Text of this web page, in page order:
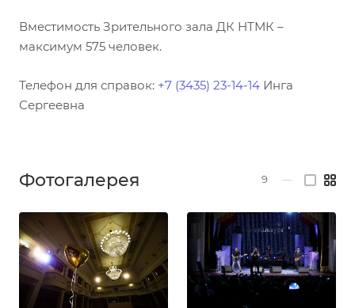
Вместимость Зрительного зала ДК НТМК –
максимум 575 человек.
Телефон для справок: +7 (3435) 23-14-14 Инга
Сергеевна
Фотогалерея 9 —